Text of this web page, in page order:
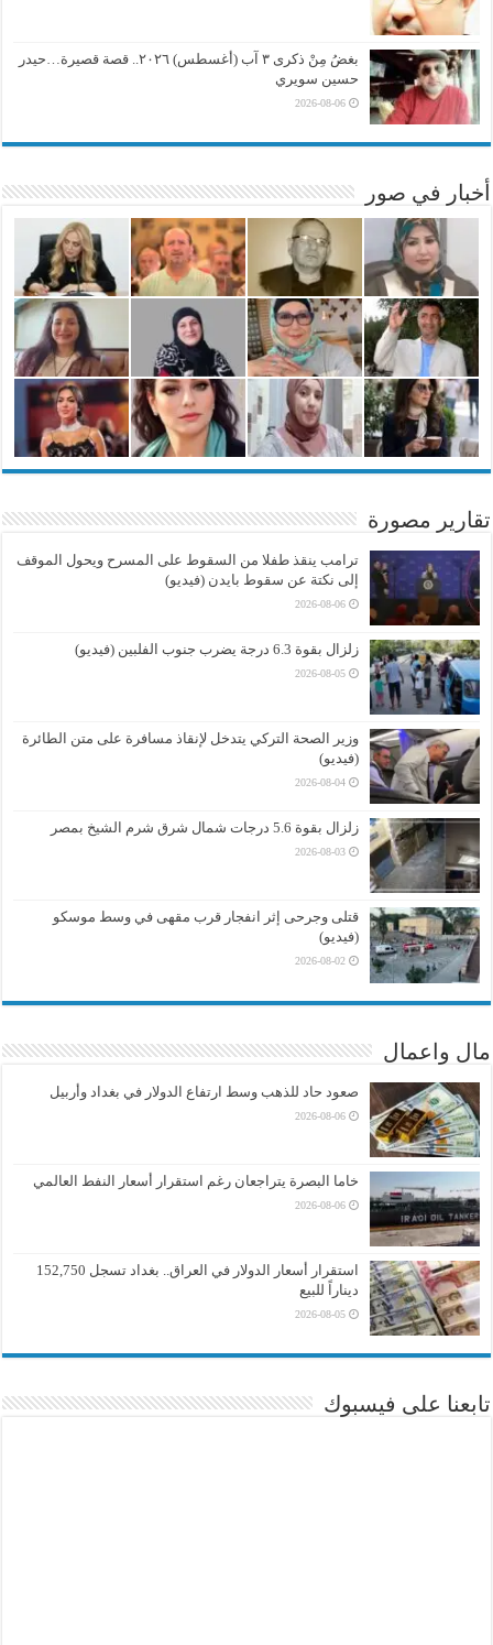
بغضُ مِنْ ذكرى ٣ آب (أغسطس) ٢٠٢٦.. قصة قصيرة…حيدر
حسين سويري
2026-08-06
أخبار في صور
تقارير مصورة
ترامب ينقذ طفلا من السقوط على المسرح ويحول الموقف
إلى نكتة عن سقوط بايدن (فيديو)
2026-08-06
زلزال بقوة 6.3 درجة يضرب جنوب الفلبين (فيديو)
2026-08-05
وزير الصحة التركي يتدخل لإنقاذ مسافرة على متن الطائرة
(فيديو)
2026-08-04
زلزال بقوة 5.6 درجات شمال شرق شرم الشيخ بمصر
2026-08-03
قتلى وجرحى إثر انفجار قرب مقهى في وسط موسكو
(فيديو)
2026-08-02
مال واعمال
صعود حاد للذهب وسط ارتفاع الدولار في بغداد وأربيل
2026-08-06
خاما البصرة يتراجعان رغم استقرار أسعار النفط العالمي
2026-08-06
استقرار أسعار الدولار في العراق.. بغداد تسجل 152,750
ديناراً للبيع
2026-08-05
تابعنا على فيسبوك